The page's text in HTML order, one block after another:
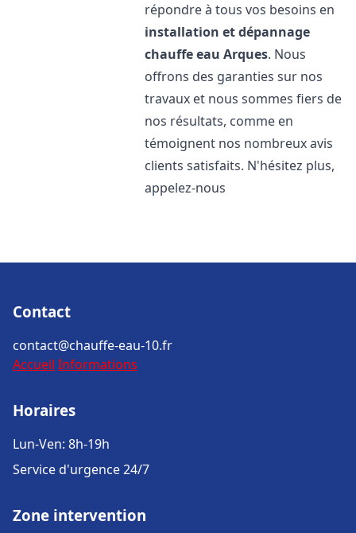
répondre à tous vos besoins en
installation et dépannage
chauffe eau Arques. Nous
offrons des garanties sur nos
travaux et nous sommes fiers de
nos résultats, comme en
témoignent nos nombreux avis
clients satisfaits. N'hésitez plus,
appelez-nous
Contact
contact@chauffe-eau-10.fr
Accueil Informations
Horaires
Lun-Ven: 8h-19h
Service d'urgence 24/7
Zone intervention